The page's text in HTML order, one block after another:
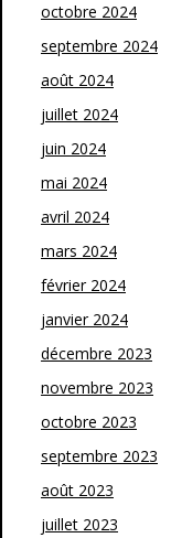
octobre 2024
septembre 2024
août 2024
juillet 2024
juin 2024
mai 2024
avril 2024
mars 2024
février 2024
janvier 2024
décembre 2023
novembre 2023
octobre 2023
septembre 2023
août 2023
juillet 2023